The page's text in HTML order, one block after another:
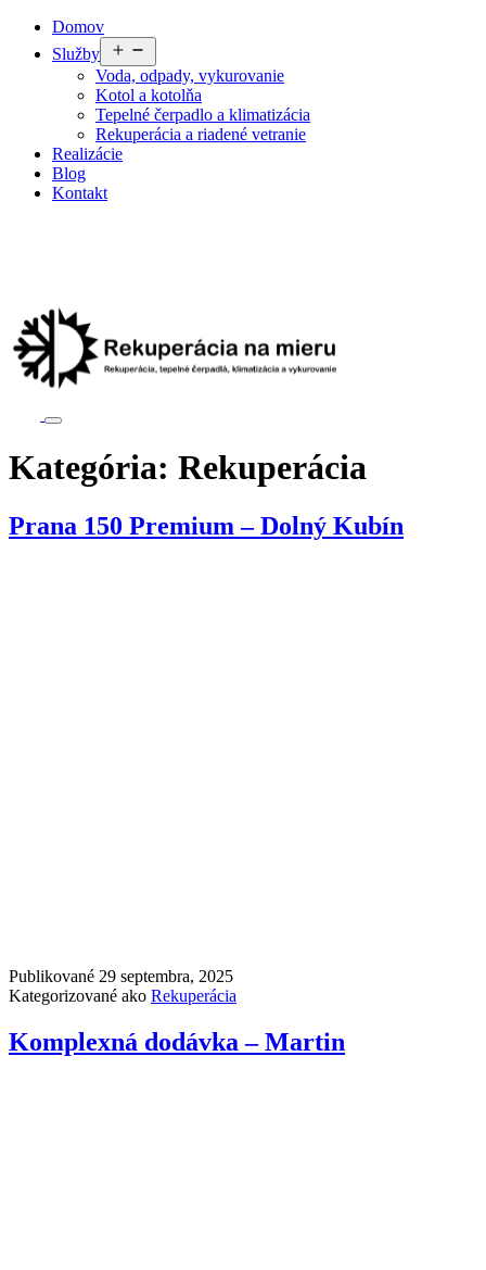
PreskočiťDomov
Služby
menu
Voda, odpady, vykurovanie
Kotol a kotolňa
Tepelné čerpadlo a klimatizácia
Rekuperácia a riadené vetranie
Realizácie
Blog
Kontakt
Kategória: Rekuperácia
Prana 150 Premium – Dolný Kubín
Publikované 29 septembra, 2025
Kategorizované ako Rekuperácia
Komplexná dodávka – Martin